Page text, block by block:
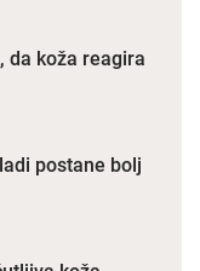
da koža reagira
postane bolj